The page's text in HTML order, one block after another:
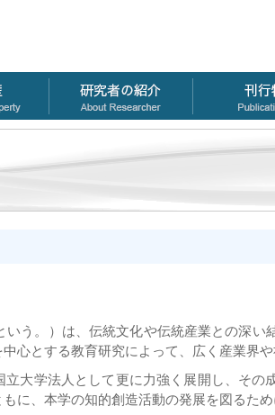
う。）は、伝統文化や伝統産業との深
心とする教育研究によって、広く産業界や
大学法人として更に力強く展開し、その
に、本学の知的創造活動の発展を図るた